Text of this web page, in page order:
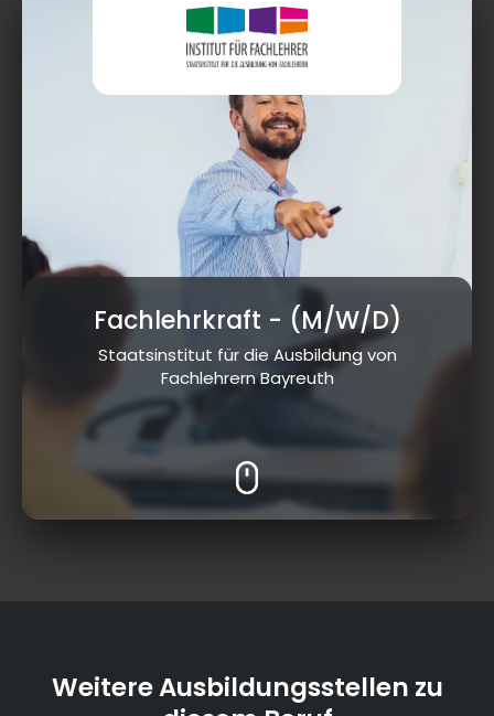
Fachlehrkraft - (M/W/D)
Staatsinstitut für die Ausbildung von
Fachlehrern Bayreuth
Weitere Ausbildungsstellen zu